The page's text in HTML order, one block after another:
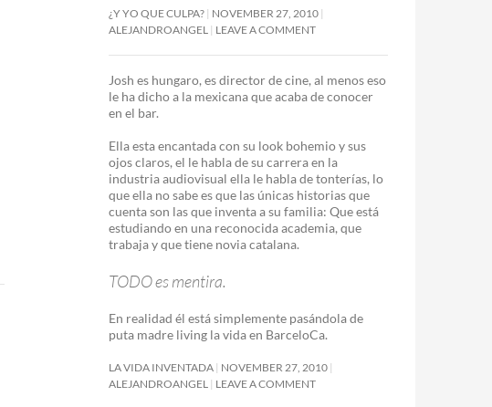
¿Y YO QUE CULPA? NOVEMBER 27, 2010
ALEJANDROANGEL LEAVE A COMMENT
Josh es hungaro, es director de cine, al menos eso
le ha dicho a la mexicana que acaba de conocer
en el bar.
Ella esta encantada con su look bohemio y sus
ojos claros, el le habla de su carrera en la
industria audiovisual ella le habla de tonterías, lo
que ella no sabe es que las únicas historias que
cuenta son las que inventa a su familia: Que está
estudiando en una reconocida academia, que
trabaja y que tiene novia catalana.
TODO es mentira.
En realidad él está simplemente pasándola de
puta madre living la vida en BarceloCa.
LA VIDA INVENTADA NOVEMBER 27, 2010
ALEJANDROANGEL LEAVE A COMMENT